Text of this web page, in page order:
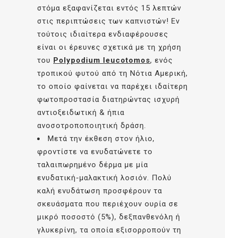
στόμα εξαφανίζεται εντός 15 λεπτών
στις περιπτώσεις των καπνιστών! Εν
τούτοις ιδιαίτερα ενδιαφέρουσες
είναι οι έρευνες σχετικά με τη χρήση
του Polypodium leucotomos, ενός
τροπικού φυτού από τη Νότια Αμερική,
το οποίο φαίνεται να παρέχει ιδαίτερη
φωτοπροστασία διατηρώντας ισχυρή
αντιοξειδωτική & ήπια
ανοσοτροποποιητική δράση.
Μετά την έκθεση στον ήλιο,
φροντίστε να ενυδατώνετε το
ταλαιπωρημένο δέρμα με μία
ενυδατική-μαλακτική λοσιόν. Πολύ
καλή ενυδάτωση προσφέρουν τα
σκευάσματα που περιέχουν ουρία σε
μικρό ποσοστό (5%), δεξπανθενόλη ή
γλυκερίνη, τα οποία εξισορροπούν τη